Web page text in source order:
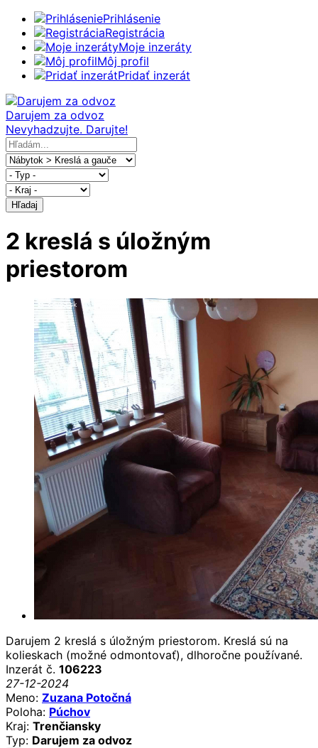
Prihlásenie
Registrácia
Moje inzeráty
Môj profil
Pridať inzerát
Darujem za odvoz
Nevyhadzujte. Darujte!
Hľadaj
2 kreslá s úložným
priestorom
Darujem 2 kreslá s úložným priestorom. Kreslá sú na
kolieskach (možné odmontovať), dlhoročne používané.
Inzerát č. 106223
27-12-2024
Meno: Zuzana Potočná
Poloha: Púchov
Kraj: Trenčiansky
Typ: Darujem za odvoz